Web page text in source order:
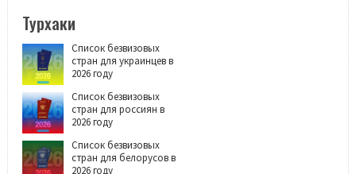
Турхаки
Список безвизовых
стран для украинцев в
2026 году
Список безвизовых
стран для россиян в
2026 году
Список безвизовых
стран для белорусов в
2026 году